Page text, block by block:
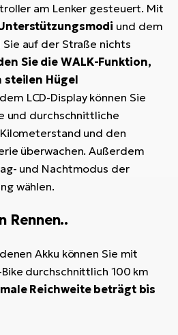
am Lenker gesteuert. Mit
und dem
auf der Straße nichts
Sie die WALK-Funktion,
steilen Hügel
LCD-Display können Sie
und durchschnittliche
und den
überwachen. Außerdem
und Nachtmodus der
wählen.
Rennen..
Akku können Sie mit
durchschnittlich 100 km
Reichweite beträgt bis